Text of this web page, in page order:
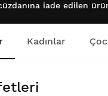
iade edilen
Kadınlar